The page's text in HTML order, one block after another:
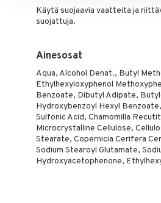
Käytä suojaavia vaatteita ja
suojattuja.
Ainesosat
Aqua, Alcohol Denat., Butyl
Ethylhexyloxyphenol
Benzoate, Dibutyl Adipate,
Hydroxybenzoyl Hexyl
Sulfonic Acid, Chamomilla
Microcrystalline Cellulose,
Stearate, Copernicia Cerifera
Sodium Stearoyl Glutamate,
Hydroxyacetophenone,